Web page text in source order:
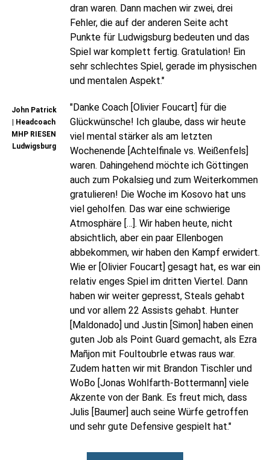
dran waren. Dann machen wir zwei, drei
Fehler, die auf der anderen Seite acht
Punkte für Ludwigsburg bedeuten und das
Spiel war komplett fertig. Gratulation! Ein
sehr schlechtes Spiel, gerade im physischen
und mentalen Aspekt."
John Patrick
| Headcoach
MHP RIESEN
Ludwigsburg
"Danke Coach [Olivier Foucart] für die
Glückwünsche! Ich glaube, dass wir heute
viel mental stärker als am letzten
Wochenende [Achtelfinale vs. Weißenfels]
waren. Dahingehend möchte ich Göttingen
auch zum Pokalsieg und zum Weiterkommen
gratulieren! Die Woche im Kosovo hat uns
viel geholfen. Das war eine schwierige
Atmosphäre […]. Wir haben heute, nicht
absichtlich, aber ein paar Ellenbogen
abbekommen, wir haben den Kampf erwidert.
Wie er [Olivier Foucart] gesagt hat, es war ein
relativ enges Spiel im dritten Viertel. Dann
haben wir weiter gepresst, Steals gehabt
und vor allem 22 Assists gehabt. Hunter
[Maldonado] und Justin [Simon] haben einen
guten Job als Point Guard gemacht, als Ezra
Mañjon mit Foultoubrle etwas raus war.
Zudem hatten wir mit Brandon Tischler und
WoBo [Jonas Wohlfarth-Bottermann] viele
Akzente von der Bank. Es freut mich, dass
Julis [Baumer] auch seine Würfe getroffen
und sehr gute Defensive gespielt hat."